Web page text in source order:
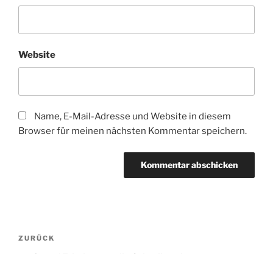
Website
Name, E-Mail-Adresse und Website in diesem
Browser für meinen nächsten Kommentar speichern.
Beitragsnavigation
Vorheriger
ZURÜCK